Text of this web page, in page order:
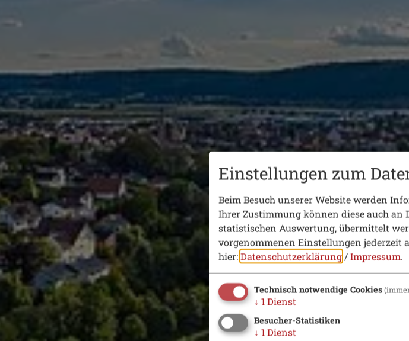
Einstellungen zum
Beim Besuch unserer Website werden
Ihrer Zustimmung können diese auch an
statistischen Auswertung, übermittelt
vorgenommenen Einstellungen jederzeit
hier:Datenschutzerklärung /Impressum.
Technisch notwendige Cookies
↓ 1 Dienst
Besucher-Statistiken
↓ 1 Dienst